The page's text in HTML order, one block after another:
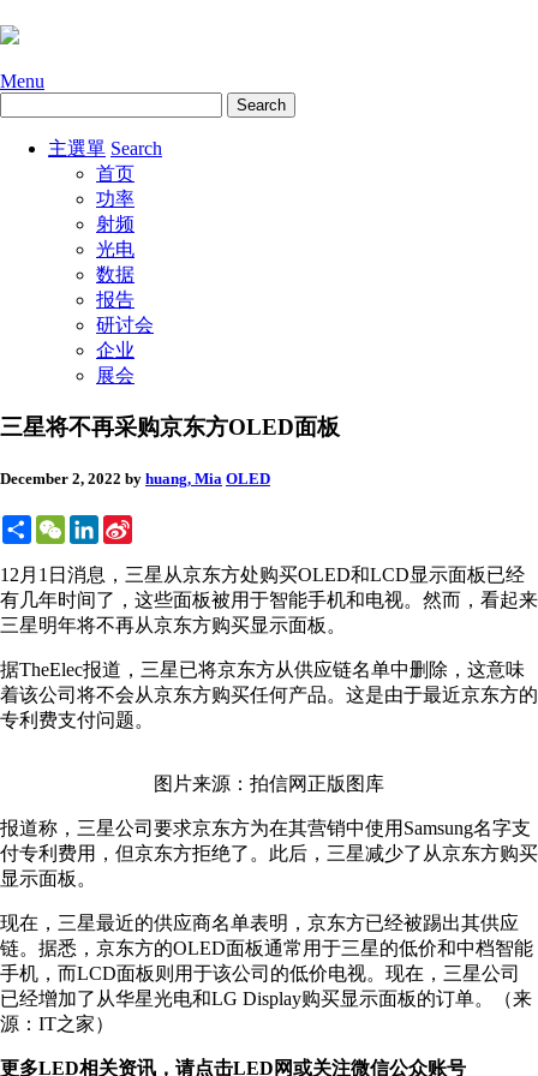
Menu
主選單 Search
首页
功率
射频
光电
数据
报告
研讨会
企业
展会
三星将不再采购京东方OLED面板
December 2, 2022 by huang, Mia OLED
ShareWeChatLinkedIn
12月1日消息，三星从京东方处购买OLED和LCD显示面板已经
有几年时间了，这些面板被用于智能手机和电视。然而，看起来
三星明年将不再从京东方购买显示面板。
据TheElec报道，三星已将京东方从供应链名单中删除，这意味
着该公司将不会从京东方购买任何产品。这是由于最近京东方的
专利费支付问题。
图片来源：拍信网正版图库
报道称，三星公司要求京东方为在其营销中使用Samsung名字支
付专利费用，但京东方拒绝了。此后，三星减少了从京东方购买
显示面板。
现在，三星最近的供应商名单表明，京东方已经被踢出其供应
链。据悉，京东方的OLED面板通常用于三星的低价和中档智能
手机，而LCD面板则用于该公司的低价电视。现在，三星公司
已经增加了从华星光电和LG Display购买显示面板的订单。（来
源：IT之家）
更多LED相关资讯，请点击LED网或关注微信公众账号